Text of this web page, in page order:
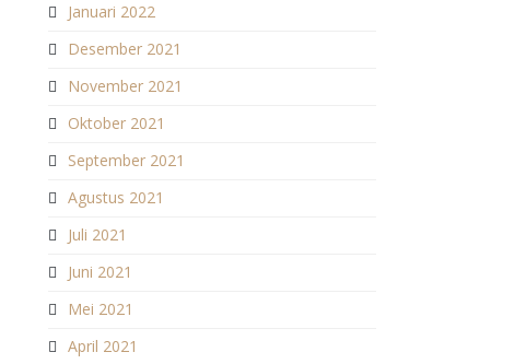
Januari 2022
Desember 2021
November 2021
Oktober 2021
September 2021
Agustus 2021
Juli 2021
Juni 2021
Mei 2021
April 2021